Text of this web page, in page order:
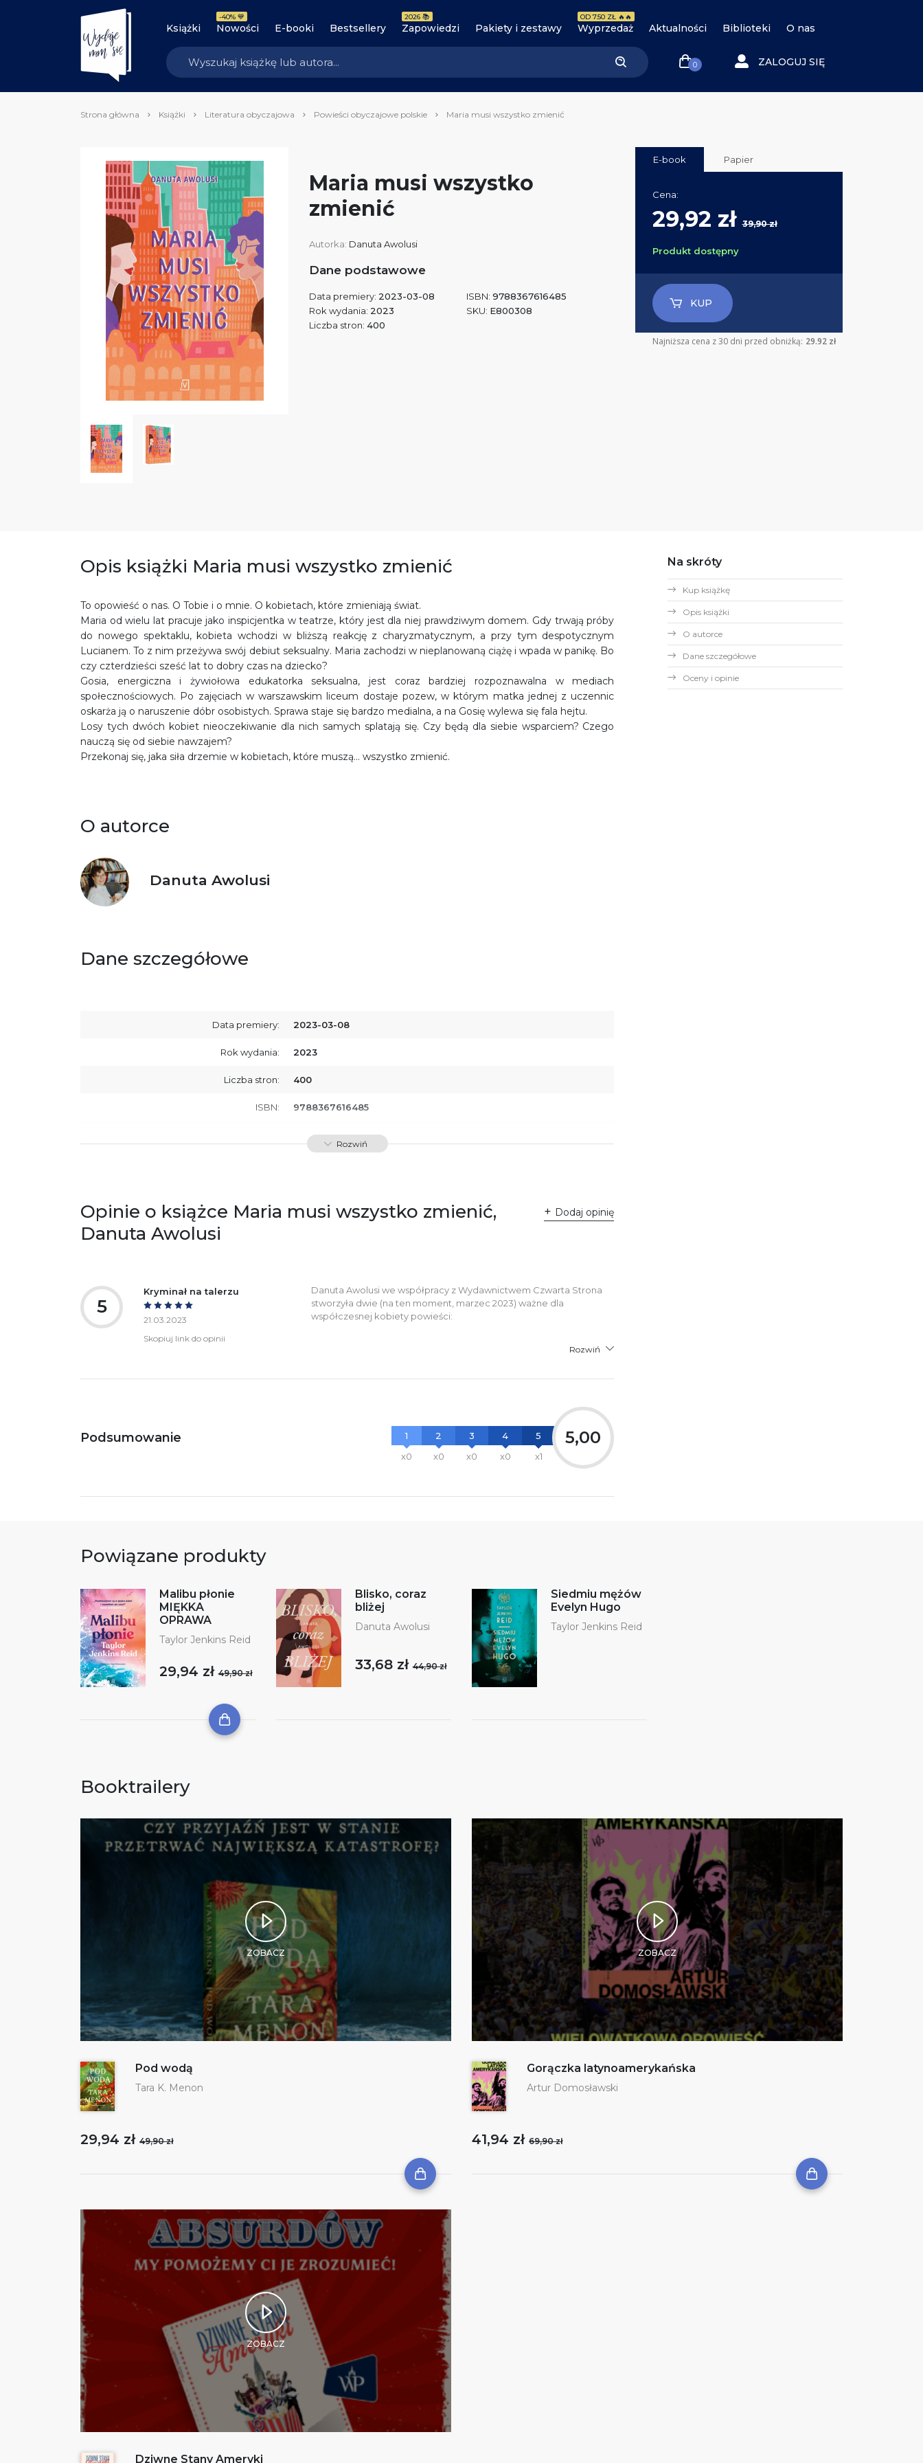
Książki Nowości
-40% 💙
E-booki Bestsellery Zapowiedzi
2026 📚
Pakiety i zestawy Wyprzedaż
OD 7.50 ZŁ 🔥🔥
Aktualności Biblioteki O nas
0 ZALOGUJ SIĘ
Strona główna Książki Literatura obyczajowa Powieści obyczajowe polskie Maria musi wszystko zmienić
Maria musi wszystko
zmienić
Autorka: Danuta Awolusi
Dane podstawowe
Data premiery: 2023-03-08
Rok wydania: 2023
Liczba stron: 400
ISBN: 9788367616485
SKU: E800308
E-book Papier
Cena:
29,92 zł39,90 zł
Produkt dostępny
KUP
Najniższa cena z 30 dni przed obniżką: 29.92 zł
Opis książki Maria musi wszystko zmienić
To opowieść o nas. O Tobie i o mnie. O kobietach, które zmieniają świat.
Maria od wielu lat pracuje jako inspicjentka w teatrze, który jest dla niej prawdziwym domem. Gdy trwają próby
do nowego spektaklu, kobieta wchodzi w bliższą reakcję z charyzmatycznym, a przy tym despotycznym
Lucianem. To z nim przeżywa swój debiut seksualny. Maria zachodzi w nieplanowaną ciążę i wpada w panikę. Bo
czy czterdzieści sześć lat to dobry czas na dziecko?
Gosia, energiczna i żywiołowa edukatorka seksualna, jest coraz bardziej rozpoznawalna w mediach
społecznościowych. Po zajęciach w warszawskim liceum dostaje pozew, w którym matka jednej z uczennic
oskarża ją o naruszenie dóbr osobistych. Sprawa staje się bardzo medialna, a na Gosię wylewa się fala hejtu.
Losy tych dwóch kobiet nieoczekiwanie dla nich samych splatają się. Czy będą dla siebie wsparciem? Czego
nauczą się od siebie nawzajem?
Przekonaj się, jaka siła drzemie w kobietach, które muszą… wszystko zmienić.
O autorce
Danuta Awolusi
Dane szczegółowe
Data premiery: 2023-03-08
Rok wydania: 2023
Liczba stron: 400
ISBN: 9788367616485
E800308
kontakt@wydajenamsie.pl
+48 61 623 38 38
Rozwiń
Opinie o książce Maria musi wszystko zmienić,
Danuta Awolusi
Dodaj opinię
5
Kryminał na talerzu
21.03.2023
Skopiuj link do opinii
Danuta Awolusi we współpracy z Wydawnictwem Czwarta Strona
stworzyła dwie (na ten moment, marzec 2023) ważne dla
współczesnej kobiety powieści:
Rozwiń
Podsumowanie
1
x0
2
x0
3
x0
4
x0
5
x1
5,00
Na skróty
Kup książkę
Opis książki
O autorce
Dane szczegółowe
Oceny i opinie
Powiązane produkty
Malibu płonie
MIĘKKA
OPRAWA
Taylor Jenkins Reid
29,94 zł49,90 zł
Blisko, coraz
bliżej
Danuta Awolusi
33,68 zł44,90 zł
Siedmiu mężów
Evelyn Hugo
Taylor Jenkins Reid
Booktrailery
ZOBACZ
Pod wodą
Tara K. Menon
29,94 zł 49,90 zł
ZOBACZ
Gorączka latynoamerykańska
Artur Domosławski
41,94 zł 69,90 zł
ZOBACZ
Dziwne Stany Ameryki